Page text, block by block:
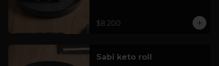
$8.200
Sabi keto roll